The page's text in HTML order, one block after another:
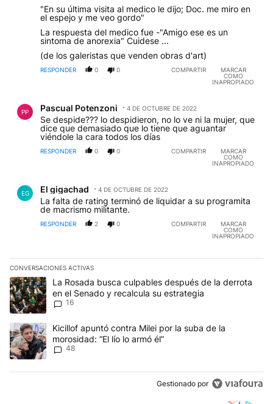
"En su última visita al medico le dijo; Doc. me miro en
el espejo y me veo gordo"
La respuesta del medico fue -"Amigo ese es un
sintoma de anorexia" Cuidese ...
(de los galeristas que venden obras d'art)
RESPONDER 0 0 COMPARTIR
MARCAR
COMO
INAPROPIADO
PP Pascual Potenzoni 4 DE OCTUBRE DE 2022
Se despide??? lo despidieron, no lo ve ni la mujer, que
dice que demasiado que lo tiene que aguantar
viéndole la cara todos los días
RESPONDER 0 0 COMPARTIR
MARCAR
COMO
INAPROPIADO
EG El gigachad 4 DE OCTUBRE DE 2022
La falta de rating terminó de liquidar a su programita
de macrismo militante.
RESPONDER 2 0 COMPARTIR
MARCAR
COMO
INAPROPIADO
CONVERSACIONES ACTIVAS
Este listado muestra los artículos con más comentarios en los
Un artículo de tendencia con el título "La Rosada busca
La Rosada busca culpables después de la derrota
en el Senado y recalcula su estrategia
16
Un artículo de tendencia con el título "Kicillof apuntó contra Milei
Kicillof apuntó contra Milei por la suba de la
morosidad: “El lío lo armó él”
48
Gestionado por